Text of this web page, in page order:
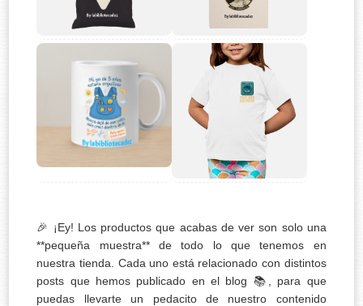
🎉 ¡Ey! Los productos que acabas de ver son solo una
**pequeña muestra** de todo lo que tenemos en
nuestra tienda. Cada uno está relacionado con distintos
posts que hemos publicado en el blog 📚, para que
puedas llevarte un pedacito de nuestro contenido